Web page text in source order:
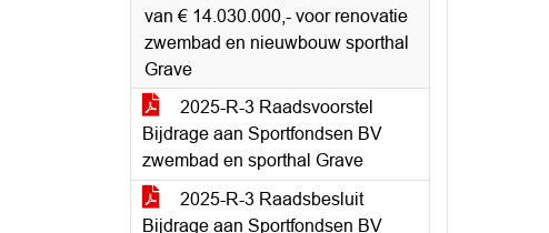
van € 14.030.000,- voor renovatie
zwembad en nieuwbouw sporthal
Grave
2025-R-3 Raadsvoorstel
Bijdrage aan Sportfondsen BV
zwembad en sporthal Grave
2025-R-3 Raadsbesluit
Bijdrage aan Sportfondsen BV